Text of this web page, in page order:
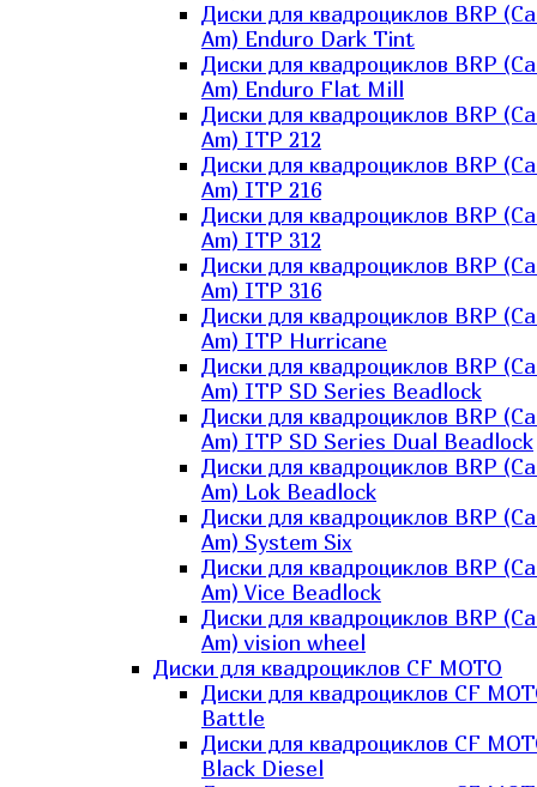
Диски для квадроциклов BRP
Am) Enduro Dark Tint
Диски для квадроциклов BRP
Am) Enduro Flat Mill
Диски для квадроциклов BRP
Am) ITP 212
Диски для квадроциклов BRP
Am) ITP 216
Диски для квадроциклов BRP
Am) ITP 312
Диски для квадроциклов BRP
Am) ITP 316
Диски для квадроциклов BRP
Am) ITP Hurricane
Диски для квадроциклов BRP
Am) ITP SD Series Beadlock
Диски для квадроциклов BRP
Am) ITP SD Series Dual Beadlock
Диски для квадроциклов BRP
Am) Lok Beadlock
Диски для квадроциклов BRP
Am) System Six
Диски для квадроциклов BRP
Am) Vice Beadlock
Диски для квадроциклов BRP
Am) vision wheel
Диски для квадроциклов CF MOTO
Диски для квадроциклов CF
Battle
Диски для квадроциклов CF
Black Diesel